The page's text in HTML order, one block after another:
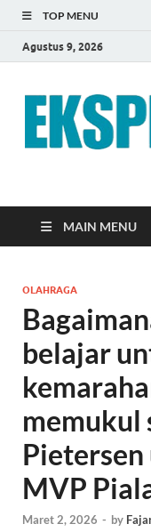
TOP MENU
Agustus 9, 2026
MAIN MENU
OLAHRAGA
belajar
memukul
MVP
Maret 2, 2026 - by